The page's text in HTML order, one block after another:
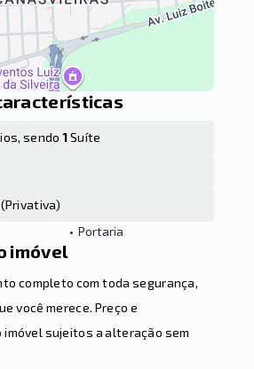
sendo1Suíte
(Privativa)
• Portaria
imóvel
completo com toda segurança,
você merece. Preço e
imóvel sujeitos a alteração sem